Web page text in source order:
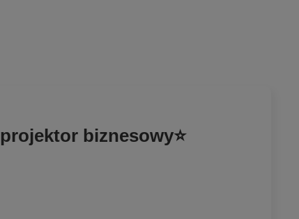
biznesowy⭐